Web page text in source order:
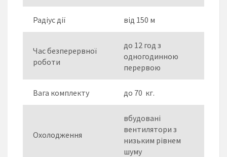
Радіус дії від 150 м
Час безперервної
роботи
до 12 год з
одногодинною
перервою
Вага комплекту до 70 кг.
Охолодження
вбудовані
вентилятори з
низьким рівнем
шуму